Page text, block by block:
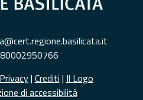
80002950766
Privacy| Crediti | Il Logo
di accessibilità